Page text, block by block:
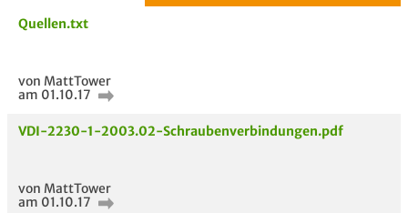
Unterlage
Unterlage
hinzufügen
Quellen.txt
von MattTower
am 01.10.17
VDI-2230-1-2003.02-Schraubenverbindungen.pdf
von MattTower
am 01.10.17